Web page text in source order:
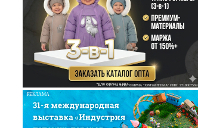
ООО "ФИРМА "ХРИЗАНТЕМА" ИНН: 7719007569
РЕКЛАМА